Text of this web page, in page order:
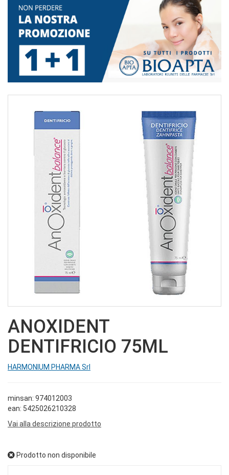
ANOXIDENT
DENTIFRICIO 75ML
HARMONIUM PHARMA Srl
minsan: 974012003
ean: 5425026210328
Vai alla descrizione prodotto
Prodotto non disponibile